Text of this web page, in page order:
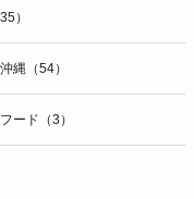
）
縄（54）
ード（3）